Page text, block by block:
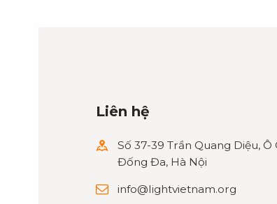
Liên hệ
Số 37-39 Trần Quang Diệu, Ô
Đống Đa, Hà Nội
info@lightvietnam.org